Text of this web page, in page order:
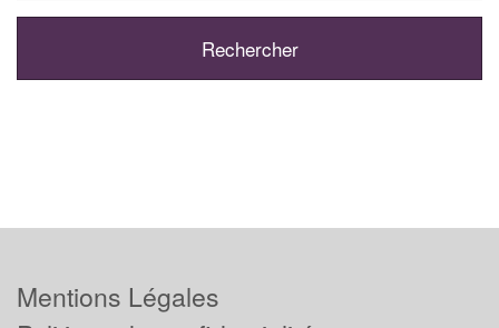
Mentions Légales